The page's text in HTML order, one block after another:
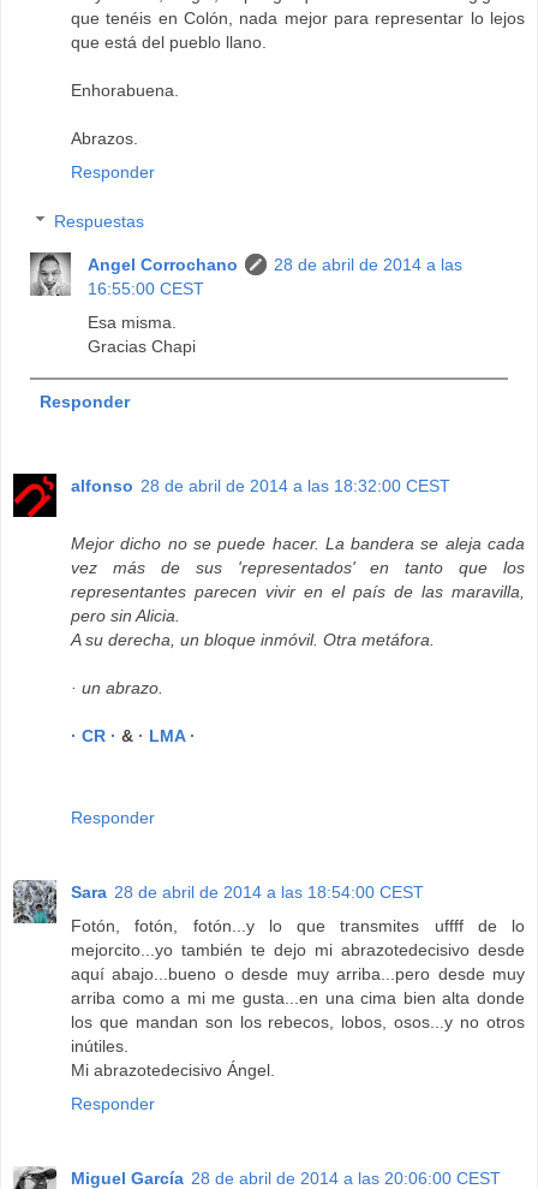
que tenéis en Colón, nada mejor para representar lo lejos
que está del pueblo llano.
Enhorabuena.
Abrazos.
Responder
Respuestas
Angel Corrochano
28 de abril de 2014 a las
16:55:00 CEST
Esa misma.
Gracias Chapi
Responder
alfonso 28 de abril de 2014 a las 18:32:00 CEST
Mejor dicho no se puede hacer. La bandera se aleja cada
vez más de sus 'representados' en tanto que los
representantes parecen vivir en el país de las maravilla,
pero sin Alicia.
A su derecha, un bloque inmóvil. Otra metáfora.
· un abrazo.
· CR · & · LMA ·
Responder
Sara 28 de abril de 2014 a las 18:54:00 CEST
Fotón, fotón, fotón...y lo que transmites uffff de lo
mejorcito...yo también te dejo mi abrazotedecisivo desde
aquí abajo...bueno o desde muy arriba...pero desde muy
arriba como a mi me gusta...en una cima bien alta donde
los que mandan son los rebecos, lobos, osos...y no otros
inútiles.
Mi abrazotedecisivo Ángel.
Responder
Miguel García 28 de abril de 2014 a las 20:06:00 CEST